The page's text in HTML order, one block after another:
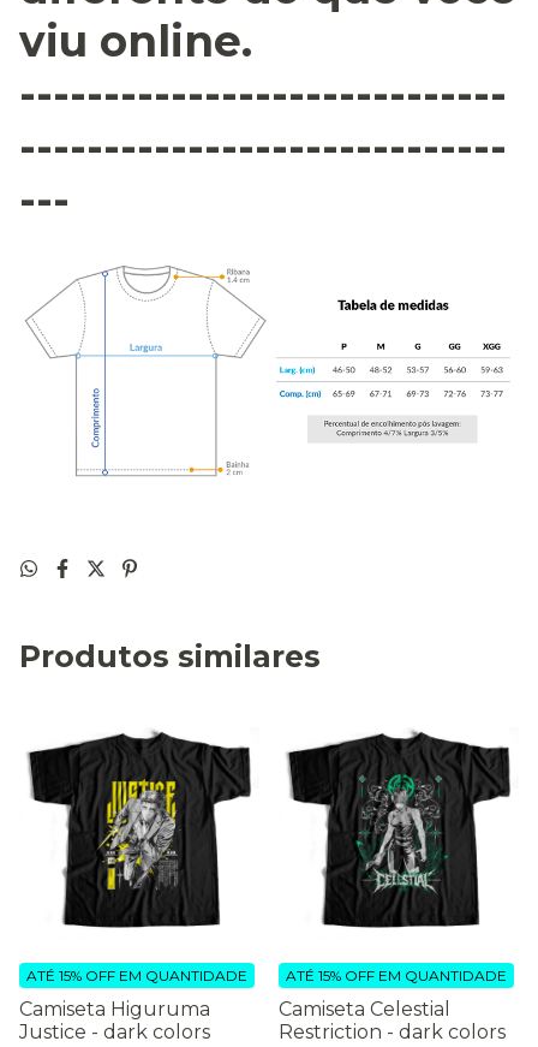
viu online.
-----------------------------
-----------------------------
---
Produtos similares
Camiseta Higuruma
Justice - dark colors
ATÉ 15% OFF EM QUANTIDADE
Camiseta Celestial
Restriction - dark colors
ATÉ 15% OFF EM QUANTIDADE